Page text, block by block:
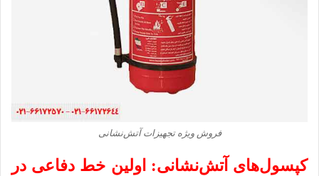
فروش ویژه تجهیزات آتش‌نشانی
کپسول‌های آتش‌نشانی: اولین خط دفاعی در